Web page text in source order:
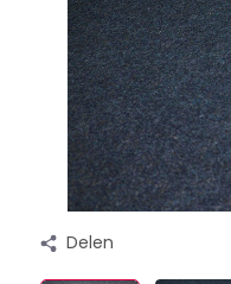
Delen